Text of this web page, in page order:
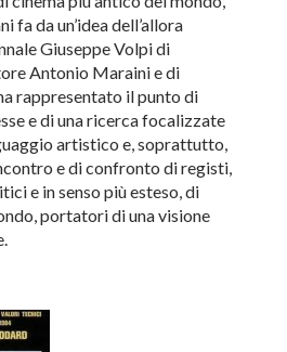
fa da un’idea dell’allora
Giuseppe Volpi di
Antonio Maraini e di
rappresentato il punto di
e di una ricerca focalizzate
artistico e, soprattutto,
e di confronto di registi,
e in senso più esteso, di
portatori di una visione